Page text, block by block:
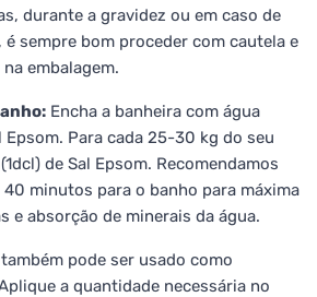
durante a gravidez ou em caso de
é sempre bom proceder com cautela e
embalagem.
Encha a banheira com água
Epsom. Para cada 25-30 kg do seu
de Sal Epsom. Recomendamos
minutos para o banho para máxima
e absorção de minerais da água.
pode ser usado como
a quantidade necessária no